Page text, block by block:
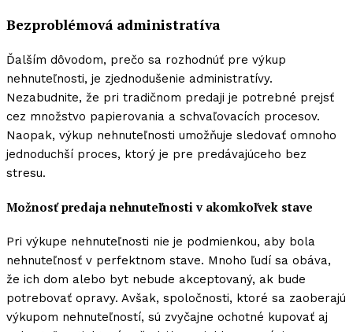
Bezproblémová administratíva
Ďalším dôvodom, prečo sa rozhodnúť pre výkup
nehnuteľnosti, je zjednodušenie administratívy.
Nezabudnite, že pri tradičnom predaji je potrebné prejsť
cez množstvo papierovania a schvaľovacích procesov.
Naopak, výkup nehnuteľnosti umožňuje sledovať omnoho
jednoduchší proces, ktorý je pre predávajúceho bez
stresu.
Možnosť predaja nehnuteľnosti v akomkoľvek stave
Pri výkupe nehnuteľnosti nie je podmienkou, aby bola
nehnuteľnosť v perfektnom stave. Mnoho ľudí sa obáva,
že ich dom alebo byt nebude akceptovaný, ak bude
potrebovať opravy. Avšak, spoločnosti, ktoré sa zaoberajú
výkupom nehnuteľností, sú zvyčajne ochotné kupovať aj